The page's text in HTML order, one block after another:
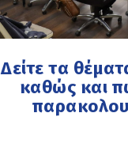
Δείτε τα
καθώς και